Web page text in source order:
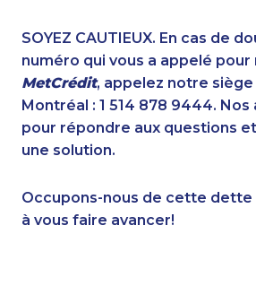
1-778-401-2182
1-
1-587-316-3583
1-
1-902-482-2179
1-
1-438-289-3589
1-877-788-1753
1-
1-587-328-6550
SOYEZ CAUTIEUX. En cas de
numéro qui vous a appelé
MetCrédit, appelez notre siège
Montréal : 1 514 878 9444.
pour répondre aux questions
une solution.
Occupons-nous de cette
à vous faire avancer!